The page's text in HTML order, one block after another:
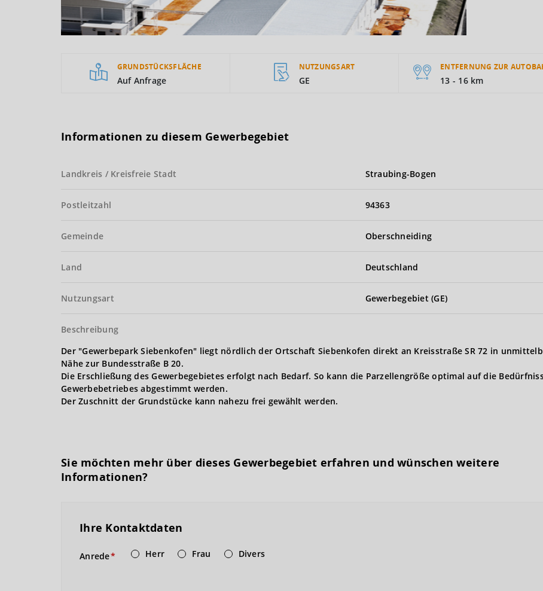
GRUNDSTÜCKSFLÄCHE
Auf Anfrage
NUTZUNGSART
GE
ENTFERNUNG ZUR
13 - 16 km
Informationen zu diesem Gewerbegebiet
Landkreis / Kreisfreie Stadt Straubing-Bogen
Postleitzahl 94363
Gemeinde Oberschneiding
Land Deutschland
Nutzungsart Gewerbegebiet (GE)
Beschreibung
Der "Gewerbepark Siebenkofen" liegt nördlich der Ortschaft Siebenkofen direkt an Kreisstraße SR 72 in
Nähe zur Bundesstraße B 20.
Die Erschließung des Gewerbegebietes erfolgt nach Bedarf. So kann die Parzellengröße optimal auf die
Gewerbebetriebes abgestimmt werden.
Der Zuschnitt der Grundstücke kann nahezu frei gewählt werden.
Sie möchten mehr über dieses Gewerbegebiet erfahren und wünschen weitere
Informationen?
Ihre Kontaktdaten
Anrede Herr Frau Divers